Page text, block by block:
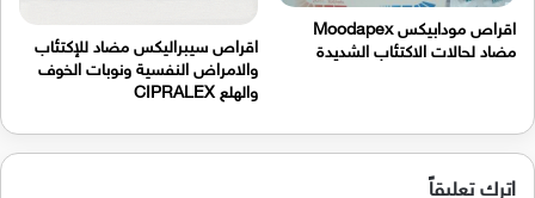
اقراص مودابيكس Moodapex
مضاد لحالات الاكتئاب الشديدة
اقراص سيبراليكس مضاد للإكتئاب
والامراض النفسية ونوبات الخوف
والهلع CIPRALEX
اترك تعليقاً